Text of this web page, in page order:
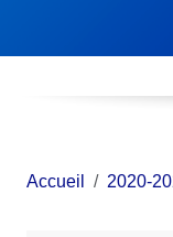
Accueil 2020-